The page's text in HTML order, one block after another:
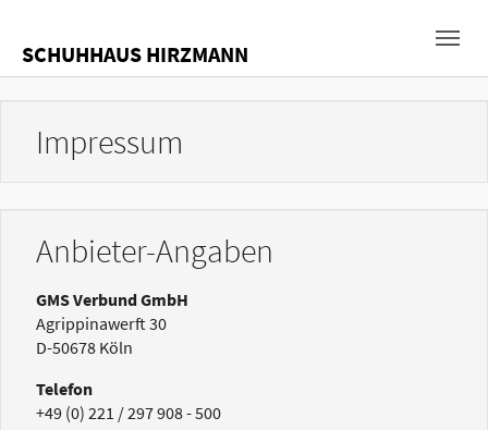
SCHUHHAUS HIRZMANN
Impressum
Anbieter-Angaben
GMS Verbund GmbH
Agrippinawerft 30
D-50678 Köln
Telefon
+49 (0) 221 / 297 908 - 500